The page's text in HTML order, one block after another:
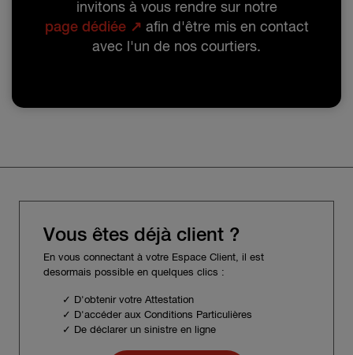
invitons à vous rendre sur notre
page dédiée ↗ afin d'être mis en contact
avec l'un de nos courtiers.
Vous êtes déjà client ?
En vous connectant à votre Espace Client, il est
desormais possible en quelques clics :
✓ D'obtenir votre Attestation
✓ D'accéder aux Conditions Particulières
✓ De déclarer un sinistre en ligne